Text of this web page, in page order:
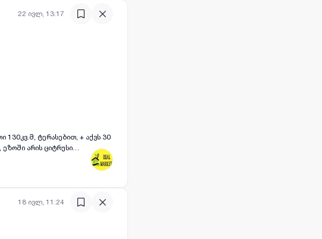
22 ივლ, 13:17
ტერასებით, + აქვს 30
არის ციტრუსი
არენიდან 10 წუთის
18 ივლ, 11:24